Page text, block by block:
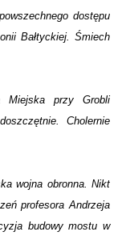
dostępu
Bałtyckiej. Śmiech
Miejska przy Grobli
Cholernie
wojna obronna. Nikt
profesora Andrzeja
budowy mostu w